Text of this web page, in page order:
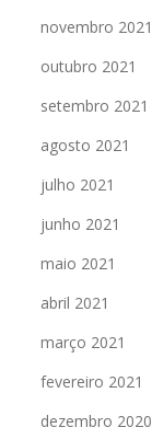
novembro 2021
outubro 2021
setembro 2021
agosto 2021
julho 2021
junho 2021
maio 2021
abril 2021
março 2021
fevereiro 2021
dezembro 2020